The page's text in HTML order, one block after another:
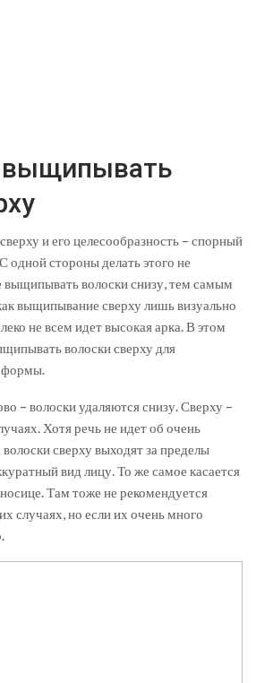
и его целесообразность – спорный
одной стороны делать этого не
волоски снизу, тем самым
выщипывание сверху лишь визуально
не всем идет высокая арка. В этом
волоски сверху для
формы.
– волоски удаляются снизу. Сверху –
Хотя речь не идет об очень
сверху выходят за пределы
вид лицу. То же самое касается
Там тоже не рекомендуется
случаях, но если их очень много